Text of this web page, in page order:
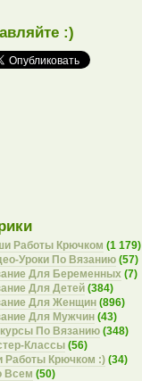
:)
Работы Крючком (1 179)
Уроки По Вязанию (57)
Для Беременных (7)
Для Детей (384)
Для Женщин (896)
Для Мужчин (43)
По Вязанию (348)
Классы (56)
Работы Крючком :) (34)
Всем (50)